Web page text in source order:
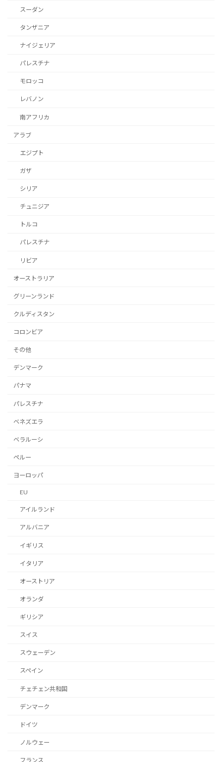
スーダン
タンザニア
ナイジェリア
パレスチナ
モロッコ
レバノン
南アフリカ
アラブ
エジプト
ガザ
シリア
チュニジア
トルコ
パレスチナ
リビア
オーストラリア
グリーンランド
クルディスタン
コロンビア
その他
デンマーク
パナマ
パレスチナ
ベネズエラ
ベラルーシ
ペルー
ヨーロッパ
EU
アイルランド
アルバニア
イギリス
イタリア
オーストリア
オランダ
ギリシア
スイス
スウェーデン
スペイン
チェチェン共和国
デンマーク
ドイツ
ノルウェー
フランス